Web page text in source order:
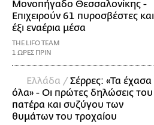
Μονοπήγαδο Θεσσαλονίκης -
Επιχειρούν 61 πυροσβέστες και
έξι εναέρια μέσα
THE LIFO TEAM
1 ΩΡΕΣ ΠΡΙΝ
Ελλάδα /Σέρρες: «Τα έχασα
όλα» - Οι πρώτες δηλώσεις του
πατέρα και συζύγου των
θυμάτων του τροχαίου